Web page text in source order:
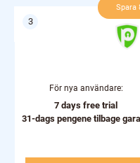
Spara
För nya användare:
7 days free trial
31-dags pengene tilbage